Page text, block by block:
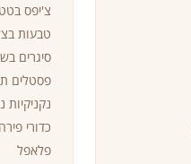
צ'יפס
טבעות
סיגרים
פסטלים
נקניקיות
כדורי פירה
פלאפל